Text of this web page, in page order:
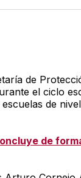
de
el ciclo
de
de